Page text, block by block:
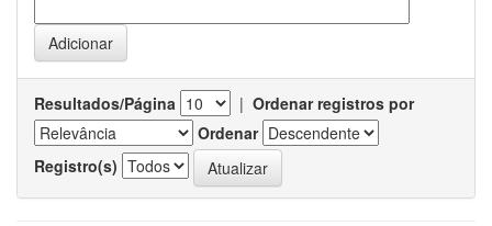
Resultados/Página | Ordenar registros por
Ordenar
Registro(s)